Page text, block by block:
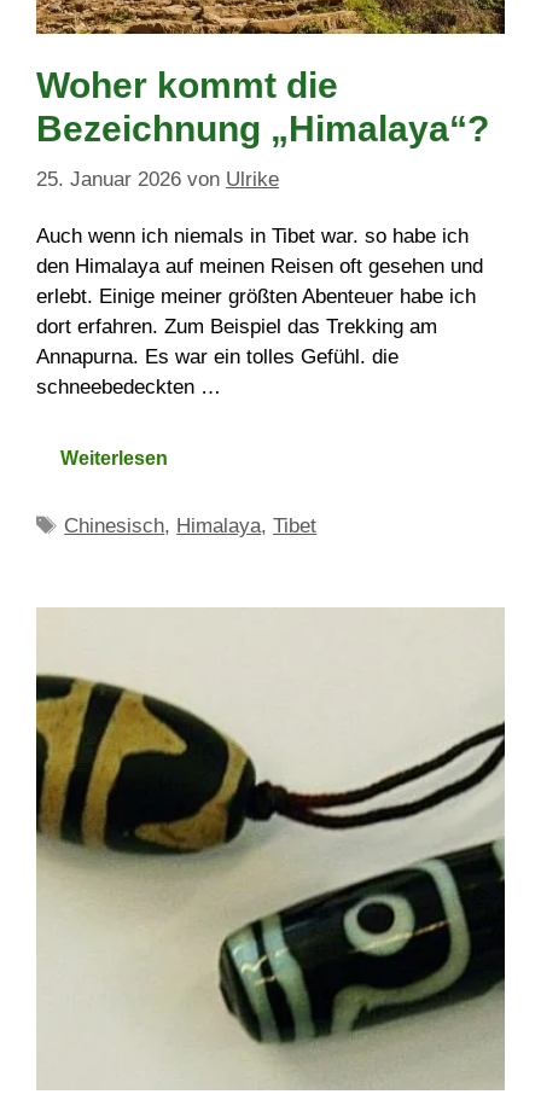
Woher kommt die
Bezeichnung „Himalaya“?
25. Januar 2026 von Ulrike
Auch wenn ich niemals in Tibet war. so habe ich
den Himalaya auf meinen Reisen oft gesehen und
erlebt. Einige meiner größten Abenteuer habe ich
dort erfahren. Zum Beispiel das Trekking am
Annapurna. Es war ein tolles Gefühl. die
schneebedeckten …
Weiterlesen
Schlagwörter
Chinesisch, Himalaya,Tibet